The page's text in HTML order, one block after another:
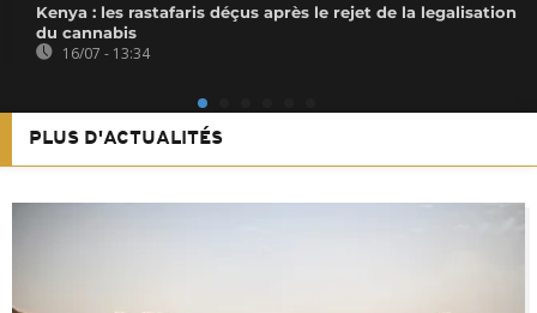
Kenya : les rastafaris déçus après le rejet de la legalisation
du cannabis
16/07 - 13:34
PLUS D'ACTUALITÉS